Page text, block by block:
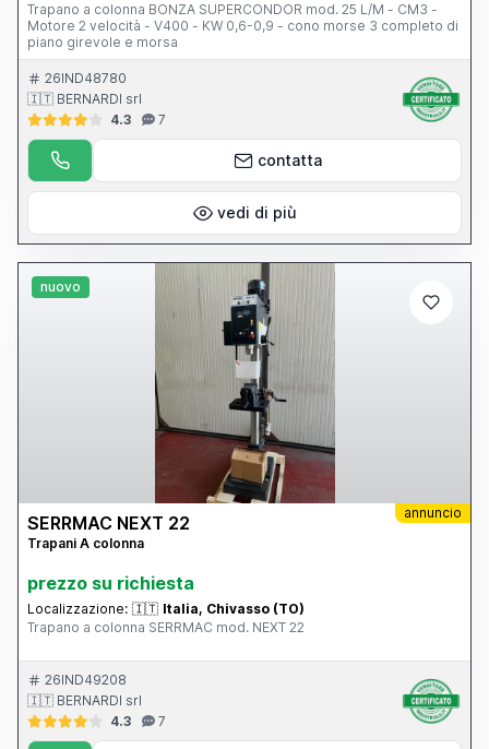
Trapano a colonna BONZA SUPERCONDOR mod. 25 L/M - CM3 -
Motore 2 velocità - V400 - KW 0,6-0,9 - cono morse 3 completo di
piano girevole e morsa
26IND48780
🇮🇹 BERNARDI srl
4.3
7
contatta
vedi di più
nuovo
annuncio
SERRMAC NEXT 22
Trapani A colonna
prezzo su richiesta
Localizzazione: 🇮🇹 Italia, Chivasso (TO)
Trapano a colonna SERRMAC mod. NEXT 22
26IND49208
🇮🇹 BERNARDI srl
4.3
7